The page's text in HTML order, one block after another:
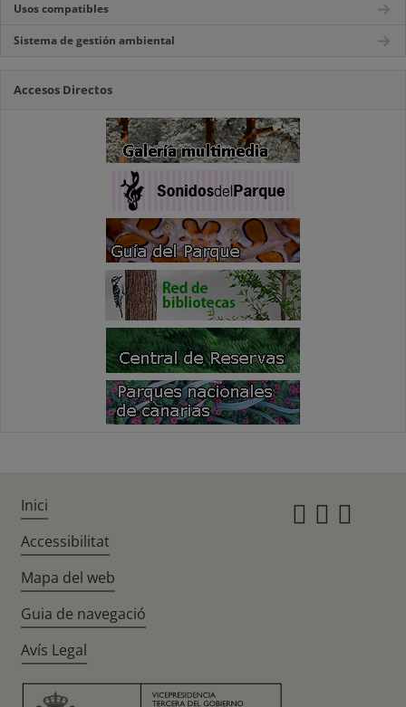
Usos compatibles
Sistema de gestión ambiental
Accesos Directos
Inici
Accessibilitat
Mapa del web
Guia de navegació
Avís Legal